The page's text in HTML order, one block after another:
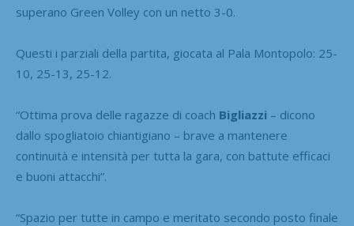
superano Green Volley con un netto 3-0.
Questi i parziali della partita, giocata al Pala Montopolo: 25-
10, 25-13, 25-12.
“Ottima prova delle ragazze di coach Bigliazzi – dicono
dallo spogliatoio chiantigiano – brave a mantenere
continuità e intensità per tutta la gara, con battute efficaci
e buoni attacchi”.
“Spazio per tutte in campo e meritato secondo posto finale